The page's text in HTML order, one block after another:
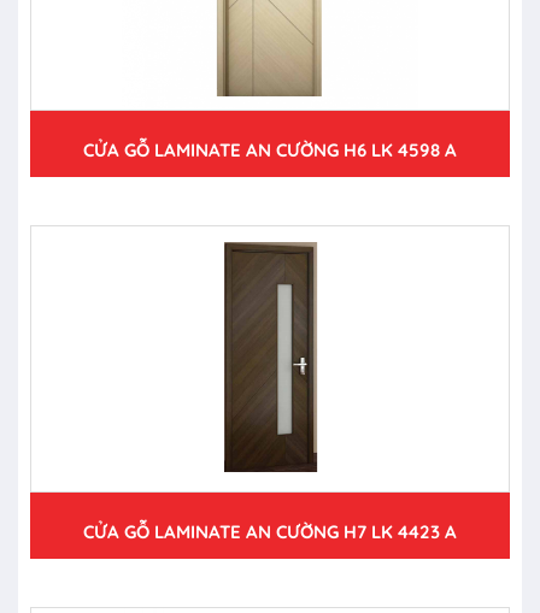
CỬA GỖ LAMINATE AN CƯỜNG H6 LK 4598 A
CỬA GỖ LAMINATE AN CƯỜNG H7 LK 4423 A